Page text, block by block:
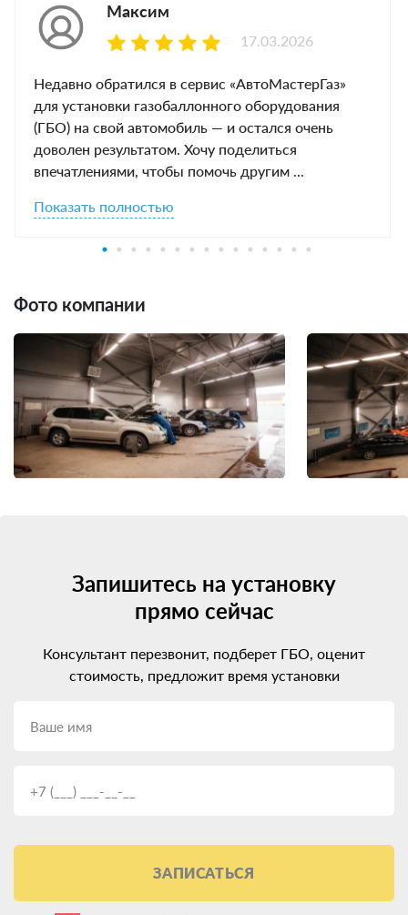
Максим
Недавно обратился в сервис «АвтоМастерГаз»
для установки газобаллонного оборудования
(ГБО) на свой автомобиль — и остался очень
доволен результатом. Хочу поделиться
впечатлениями, чтобы помочь другим ...
Показать полностью
17.03.2026
Фото компании
Запишитесь на установку
прямо сейчас
Консультант перезвонит, подберет ГБО, оценит
стоимость, предложит время установки
ЗАПИСАТЬСЯ